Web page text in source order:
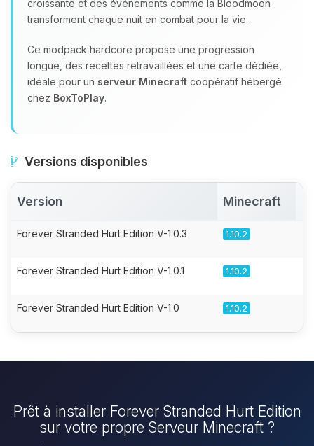
croissante et des événements comme la Bloodmoon
transforment chaque nuit en combat pour la vie.
Ce modpack hardcore propose une progression
longue, des recettes retravaillées et une carte dédiée,
idéale pour un serveur Minecraft coopératif hébergé
chez BoxToPlay.
Versions disponibles
Version Minecraft
Forever Stranded Hurt Edition V-1.0.3 1.10.2
Forever Stranded Hurt Edition V-1.0.1 1.10.2
Forever Stranded Hurt Edition V-1.0 1.10.2
Prêt à installer Forever Stranded Hurt Edition
sur votre propre Serveur Minecraft ?